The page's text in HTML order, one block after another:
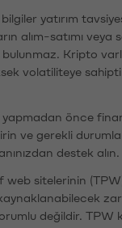
yatırım
alım-satımı veya
Kripto
volatiliteye
yapmadan önce
ve gerekli
destek alın.
sitelerinin
değildir. TPW